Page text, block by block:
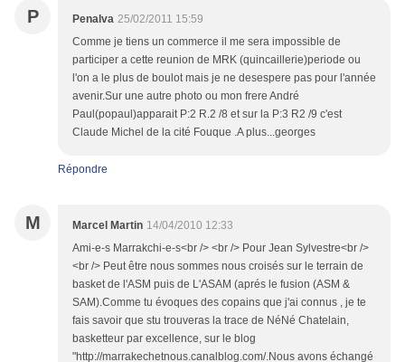
P Penalva 25/02/2011 15:59
Comme je tiens un commerce il me sera impossible de
participer a cette reunion de MRK (quincaillerie)periode ou
l'on a le plus de boulot mais je ne desespere pas pour l'année
avenir.Sur une autre photo ou mon frere André
Paul(popaul)apparait P:2 R.2 /8 et sur la P:3 R2 /9 c'est
Claude Michel de la cité Fouque .A plus...georges
Répondre
M Marcel Martin 14/04/2010 12:33
Ami-e-s Marrakchi-e-s<br /> <br /> Pour Jean Sylvestre<br />
<br /> Peut être nous sommes nous croisés sur le terrain de
basket de l'ASM puis de L'ASAM (aprés le fusion (ASM &
SAM).Comme tu évoques des copains que j'ai connus , je te
fais savoir que stu trouveras la trace de NéNé Chatelain,
basketteur par excellence, sur le blog
"http://marrakechetnous.canalblog.com/.Nous avons échangé